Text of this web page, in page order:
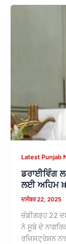
Latest Punjab
ਡਰਾਈਵਿੰਗ
ਲਈ ਅਹਿਮ
ਦਸੰਬਰ 22, 2025
ਚੰਡੀਗੜ੍ਹ 22
ਨੇ ਸੂਬੇ ਦੇ
ਰਜਿਸਟ੍ਰੇਸ਼ਨ